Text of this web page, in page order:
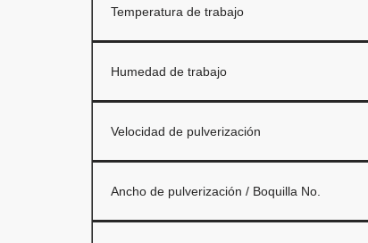
Temperatura de trabajo
Humedad de trabajo
Velocidad de pulverización
Ancho de pulverización / Boquilla No.